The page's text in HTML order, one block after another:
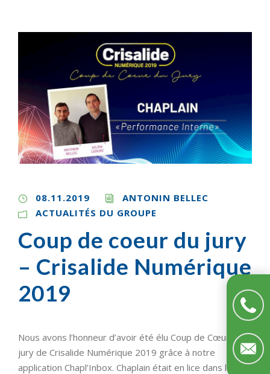
08.11.2019
ANTONIN BELLEC
ACTUALITÉS DU GROUPE
Coup de coeur du jury
– Crisalide Numérique
2019
Nous avons l’honneur d’avoir été élu Coup de Cœur du
jury de Crisalide Numérique 2019 grâce à notre
application Chapl’Inbox. Chaplain était en lice dans la